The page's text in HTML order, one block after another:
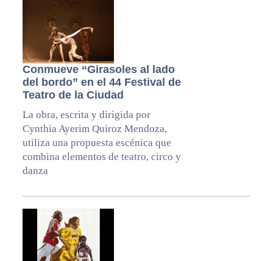
Conmueve “Girasoles al lado
del bordo” en el 44 Festival de
Teatro de la Ciudad
La obra, escrita y dirigida por
Cynthia Ayerim Quiroz Mendoza,
utiliza una propuesta escénica que
combina elementos de teatro, circo y
danza